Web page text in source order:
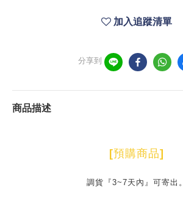
加入追蹤清單
分享到
商品描述
[預購商品]
調貨『3~7天內』可寄出。